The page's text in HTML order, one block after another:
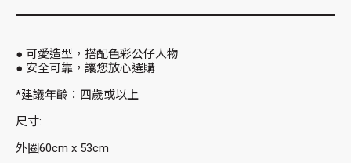
● 可愛造型，搭配色彩公仔人物
● 安全可靠，讓您放心選購
*建議年齡：四歲或以上
尺寸:
外圈60cm x 53cm